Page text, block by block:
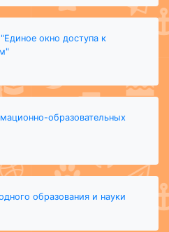
окно доступа к
образовательных
образования и науки